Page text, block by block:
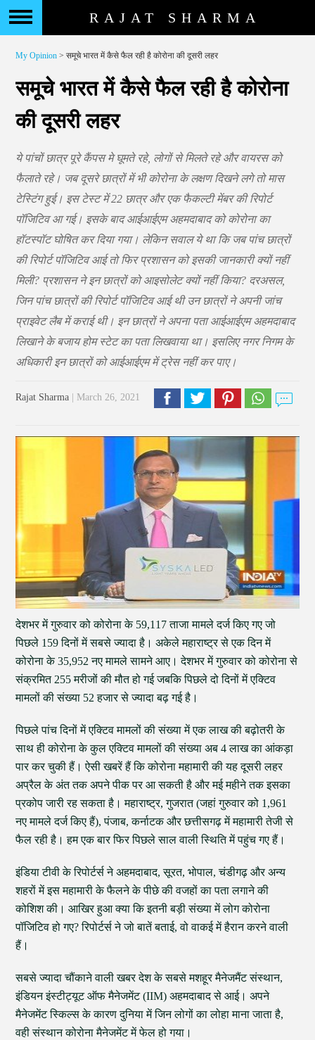
RAJAT SHARMA
My Opinion > समूचे भारत में कैसे फैल रही है कोरोना की दूसरी लहर
समूचे भारत में कैसे फैल रही है कोरोना
की दूसरी लहर
ये पांचों छात्र पूरे कैंपस मे घूमते रहे, लोगों से मिलते रहे और वायरस को
फैलाते रहे। जब दूसरे छात्रों में भी कोरोना के लक्षण दिखने लगे तो मास
टेस्टिंग हुई। इस टेस्ट में 22 छात्र और एक फैकल्टी मेंबर की रिपोर्ट
पॉजिटिव आ गई। इसके बाद आईआईएम अहमदाबाद को कोरोना का
हॉटस्पॉट घोषित कर दिया गया। लेकिन सवाल ये था कि जब पांच छात्रों
की रिपोर्ट पॉजिटिव आई तो फिर प्रशासन को इसकी जानकारी क्यों नहीं
मिली? प्रशासन ने इन छात्रों को आइसोलेट क्यों नहीं किया? दरअसल,
जिन पांच छात्रों की रिपोर्ट पॉजिटिव आई थी उन छात्रों ने अपनी जांच
प्राइवेट लैब में कराई थी। इन छात्रों ने अपना पता आईआईएम अहमदाबाद
लिखाने के बजाय होम स्टेट का पता लिखवाया था। इसलिए नगर निगम के
अधिकारी इन छात्रों को आईआईएम में ट्रेस नहीं कर पाए।
Rajat Sharma | March 26, 2021
देशभर में गुरुवार को कोरोना के 59,117 ताजा मामले दर्ज किए गए जो
पिछले 159 दिनों में सबसे ज्यादा है। अकेले महाराष्ट्र से एक दिन में
कोरोना के 35,952 नए मामले सामने आए। देशभर में गुरुवार को कोरोना से
संक्रमित 255 मरीजों की मौत हो गई जबकि पिछले दो दिनों में एक्टिव
मामलों की संख्या 52 हजार से ज्यादा बढ़ गई है।
पिछले पांच दिनों में एक्टिव मामलों की संख्या में एक लाख की बढ़ोतरी के
साथ ही कोरोना के कुल एक्टिव मामलों की संख्या अब 4 लाख का आंकड़ा
पार कर चुकी हैं। ऐसी खबरें हैं कि कोरोना महामारी की यह दूसरी लहर
अप्रैल के अंत तक अपने पीक पर आ सकती है और मई महीने तक इसका
प्रकोप जारी रह सकता है। महाराष्ट्र, गुजरात (जहां गुरुवार को 1,961
नए मामले दर्ज किए हैं), पंजाब, कर्नाटक और छत्तीसगढ़ में महामारी तेजी से
फैल रही है। हम एक बार फिर पिछले साल वाली स्थिति में पहुंच गए हैं।
इंडिया टीवी के रिपोर्टर्स ने अहमदाबाद, सूरत, भोपाल, चंडीगढ़ और अन्य
शहरों में इस महामारी के फैलने के पीछे की वजहों का पता लगाने की
कोशिश की। आखिर हुआ क्या कि इतनी बड़ी संख्या में लोग कोरोना
पॉजिटिव हो गए? रिपोर्टर्स ने जो बातें बताई, वो वाकई में हैरान करने वाली
हैं।
सबसे ज्यादा चौंकाने वाली खबर देश के सबसे मशहूर मैनेजमैंट संस्थान,
इंडियन इंस्टीट्यूट ऑफ मैनेजमेंट (IIM) अहमदाबाद से आई। अपने
मैनेजमेंट स्किल्स के कारण दुनिया में जिन लोगों का लोहा माना जाता है,
वही संस्थान कोरोना मैनेजमेंट में फेल हो गया।